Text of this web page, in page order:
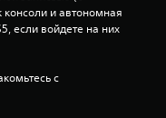
о
с
и автономная
если войдете на них
с